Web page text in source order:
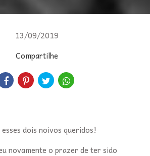
13/09/2019
Compartilhe
dois noivos queridos!
novamente o prazer de ter sido